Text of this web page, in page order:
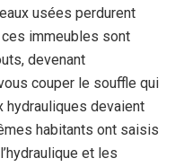
usées perdurent
immeubles sont
devenant
couper le souffle qui
hydrauliques devaient
habitants ont saisis
et les